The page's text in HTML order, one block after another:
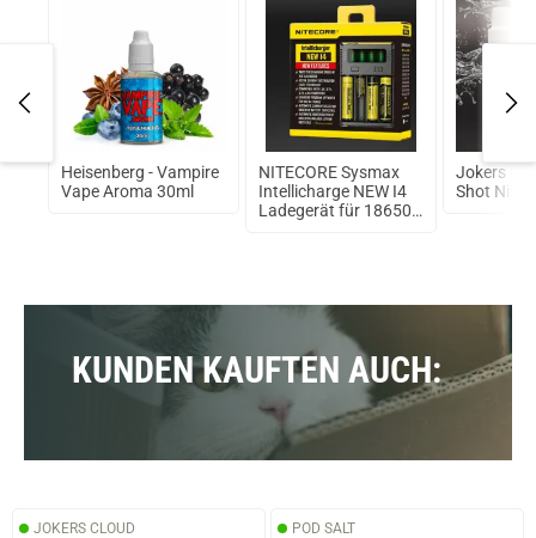
Heisenberg - Vampire
Vape Aroma 30ml
NITECORE Sysmax
Intellicharge NEW I4
Ladegerät für 18650
Jokers
Shot
KUNDEN KAUFTEN AUCH:
JOKERS CLOUD POD SALT